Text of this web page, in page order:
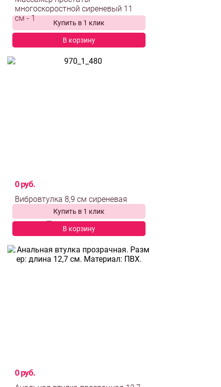
Купить в 1 клик
В корзину
выбрать и сравнить
0 руб.
Купить в 1 клик
В корзину
0 руб.